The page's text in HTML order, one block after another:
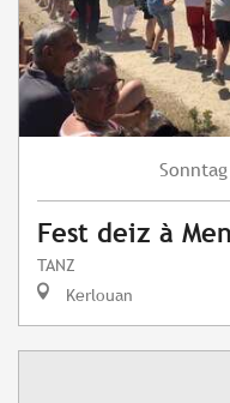
Sonntag
Fest deiz à
TANZ
Kerlouan